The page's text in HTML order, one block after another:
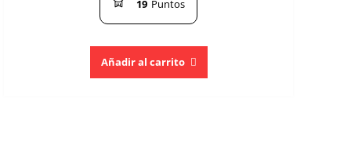
19 Puntos
Añadir al carrito